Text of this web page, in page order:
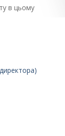
в цьому